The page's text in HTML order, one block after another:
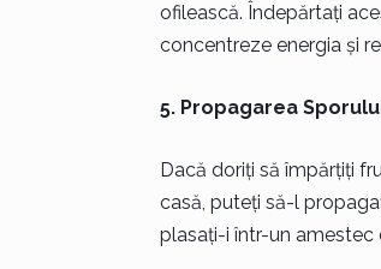
ofilească. Îndepărtați
concentreze energia și
5. Propagarea
Dacă doriți să împărțiți
casă, puteți să-l
plasați-i într-un amestec